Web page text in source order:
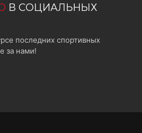
В СОЦИАЛЬНЫХ
последних спортивных
за нами!